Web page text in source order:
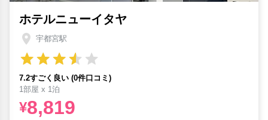
ホテルニューイタヤ
宇都宮駅
7.2すごく良い (0件口コミ)
1部屋 x 1泊
¥8,819